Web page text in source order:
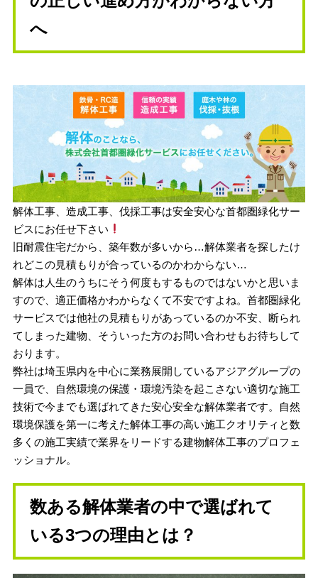
へ
解体工事、造成工事、伐採工事は安全安心な首都圏緑化サー
ビスにお任せ下さい
旧耐震住宅だから、築年数が多いから…解体業者を探したけ
れどこの見積もりが合っているのかわからない…
解体は人生のうちにそう何度もするものではないかと思いま
すので、適正価格かわからなくて不安ですよね。首都圏緑化
サービスでは他社の見積もりがあっているのか不安、断られ
てしまった建物、そういった方のお問い合わせもお待ちして
おります。
弊社は埼玉県内を中心に業務展開しているアジアグループの
一員で、自然環境の保護・環境汚染を起こさない適切な施工
技術で今までも選ばれてきた安心安全な解体業者です。自然
環境保護を第一に考えた解体工事の高い施工クオリティと数
多くの施工実績で業界をリードする建物解体工事のプロフェ
ッショナル。
数ある解体業者の中で選ばれて
いる3つの理由とは？